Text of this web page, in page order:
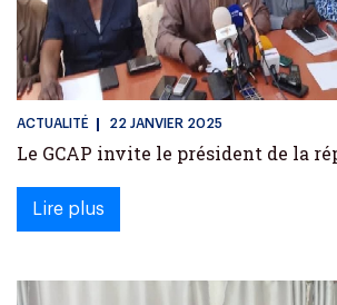
ACTUALITÉ 22 JANVIER 2025
Le GCAP invite le président de la
Lire plus